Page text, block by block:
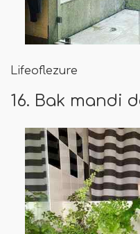
Lifeoflezure
16. Bak mandi